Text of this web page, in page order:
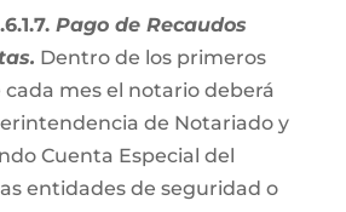
Pago de Recaudos
Dentro de los primeros
mes el notario deberá
de Notariado y
Cuenta Especial del
entidades de seguridad o